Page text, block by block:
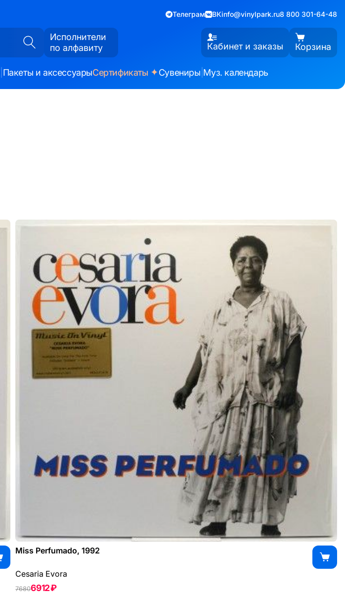
Телеграм ВКinfo@vinylpark.ru8 800 301-64-48
Исполнители
по алфавиту
Кабинет и заказы Корзина
Пакеты и аксессуарыСертификаты ✦Сувениры Муз. календарь
Miss Perfumado, 1992
Cesaria Evora
76806912 ₽